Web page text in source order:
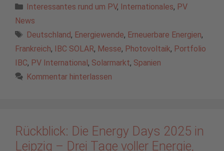
Kategorien
Interessantes rund um PV, Internationales, PV
News
Schlagwörter
Deutschland, Energiewende, Erneuerbare Energien,
Frankreich, IBC SOLAR, Messe, Photovoltaik, Portfolio
IBC, PV International , Solarmarkt, Spanien
Kommentar hinterlassen
Rückblick: Die Energy Days 2025 in
Leipzig – Drei Tage voller Energie,